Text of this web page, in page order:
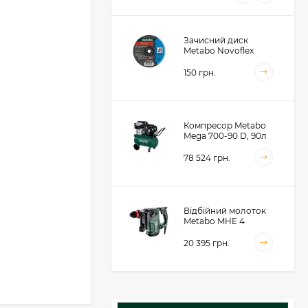
Зачисний диск
Metabo Novoflex
(616468000)
150 грн.
Компресор Metabo
Mega 700-90 D, 90л
78 524 грн.
Відбійний молоток
Metabo MHE 4
20 395 грн.